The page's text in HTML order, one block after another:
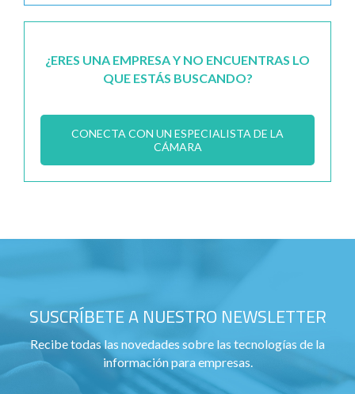
¿ERES UNA EMPRESA Y NO ENCUENTRAS LO
QUE ESTÁS BUSCANDO?
CONECTA CON UN ESPECIALISTA DE LA
CÁMARA
SUSCRÍBETE A NUESTRO NEWSLETTER
Recibe todas las novedades sobre las tecnologías de la
información para empresas.